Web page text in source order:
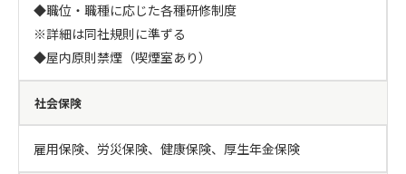
◆職位・職種に応じた各種研修制度
※詳細は同社規則に準ずる
◆屋内原則禁煙（喫煙室あり）
社会保険
雇用保険、労災保険、健康保険、厚生年金保険